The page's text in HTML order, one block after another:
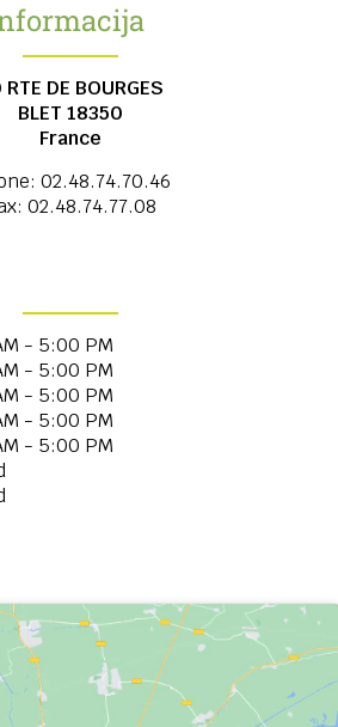
DE BOURGES
BLET 18350
France
02.48.74.70.46
02.48.74.77.08
- 5:00 PM
- 5:00 PM
- 5:00 PM
- 5:00 PM
- 5:00 PM